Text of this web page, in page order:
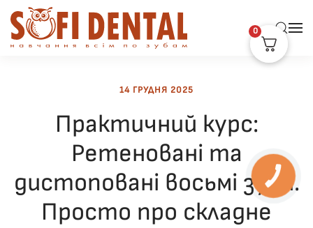
Skip to main content
14 ГРУДНЯ 2025
Практичний курс:
Ретеновані та
дистоповані восьмі зуби.
Просто про складне
0
КНОПКА
ЗВ'ЯЗКУ